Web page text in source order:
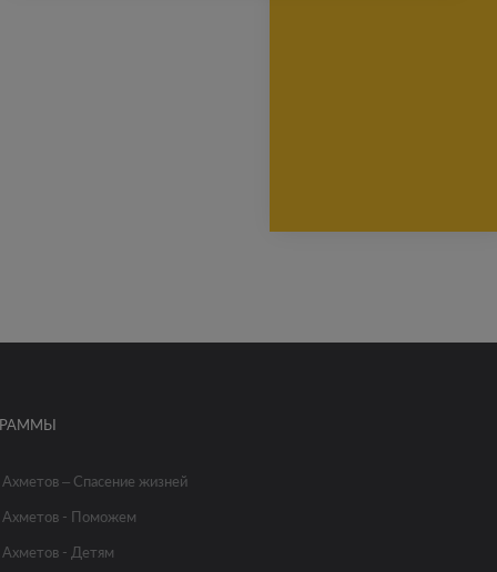
– Спасение жизней
Ахметов - Поможем
Ахметов - Детям